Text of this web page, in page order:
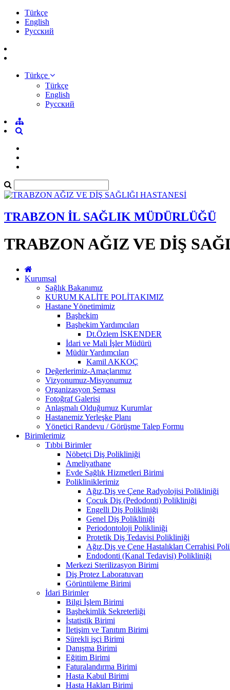
Türkçe
English
Pусский
Türkçe
Türkçe
English
Pусский
TRABZON İL SAĞLIK MÜDÜRLÜĞÜ
TRABZON AĞIZ VE DİŞ
Kurumsal
Sağlık Bakanımız
KURUM KALİTE POLİTAKIMIZ
Hastane Yönetimimiz
Başhekim
Başhekim Yardımcıları
Dt.Özlem İSKENDER
İdari ve Mali İşler Müdürü
Müdür Yardımcıları
Kamil AKKOÇ
Değerlerimiz-Amaçlarımız
Vizyonumuz-Misyonumuz
Organizasyon Şeması
Fotoğraf Galerisi
Anlaşmalı Olduğumuz Kurumlar
Hastanemiz Yerleşke Planı
Yönetici Randevu / Görüşme Talep Formu
Birimlerimiz
Tıbbi Birimler
Nöbetçi Diş Polikliniği
Ameliyathane
Evde Sağlık Hizmetleri Birimi
Polikliniklerimiz
Ağız,Diş ve Çene Radyolojisi Polikliniği
Çocuk Diş (Pedodonti) Polikliniği
Engelli Diş Polikliniği
Genel Diş Polikliniği
Periodontoloji Polikliniği
Protetik Diş Tedavisi Polikliniği
Ağız,Diş ve Çene Hastalıkları Cerrahisi
Endodonti (Kanal Tedavisi) Polikliniği
Merkezi Sterilizasyon Birimi
Diş Protez Laboratuvarı
Görüntüleme Birimi
İdari Birimler
Bilgi İşlem Birimi
Başhekimlik Sekreterliği
İstatistik Birimi
İletişim ve Tanıtım Birimi
Sürekli işçi Birimi
Danışma Birimi
Eğitim Birimi
Faturalandırma Birimi
Hasta Kabul Birimi
Hasta Hakları Birimi